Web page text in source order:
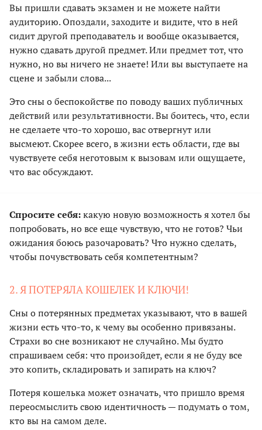
Вы пришли сдавать экзамен и не можете найти
аудиторию. Опоздали, заходите и видите, что в ней
сидит другой преподаватель и вообще оказывается,
нужно сдавать другой предмет. Или предмет тот, что
нужно, но вы ничего не знаете! Или вы выступаете на
сцене и забыли слова...
Это сны о беспокойстве по поводу ваших публичных
действий или результативности. Вы боитесь, что, если
не сделаете что-то хорошо, вас отвергнут или
высмеют. Скорее всего, в жизни есть области, где вы
чувствуете себя неготовым к вызовам или ощущаете,
что вас обсуждают.
Спросите себя:какую новую возможность я хотел бы
попробовать, но все еще чувствую, что не готов? Чьи
ожидания боюсь разочаровать? Что нужно сделать,
чтобы почувствовать себя компетентным?
2. Я ПОТЕРЯЛА КОШЕЛЕК И КЛЮЧИ!
Сны о потерянных предметах указывают, что в вашей
жизни есть что-то, к чему вы особенно привязаны.
Страхи во сне возникают не случайно. Мы будто
спрашиваем себя: что произойдет, если я не буду все
это копить, складировать и запирать на ключ?
Потеря кошелька может означать, что пришло время
переосмыслить свою идентичность — подумать о том,
кто вы на самом деле.